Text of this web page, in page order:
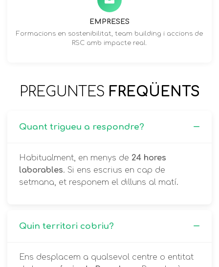
EMPRESES
Formacions en sostenibilitat, team building i accions de
RSC amb impacte real.
PREGUNTES FREQÜENTS
Quant trigueu a respondre?
Habitualment, en menys de 24 hores
laborables. Si ens escrius en cap de
setmana, et responem el dilluns al matí.
Quin territori cobriu?
Ens desplacem a qualsevol centre o entitat